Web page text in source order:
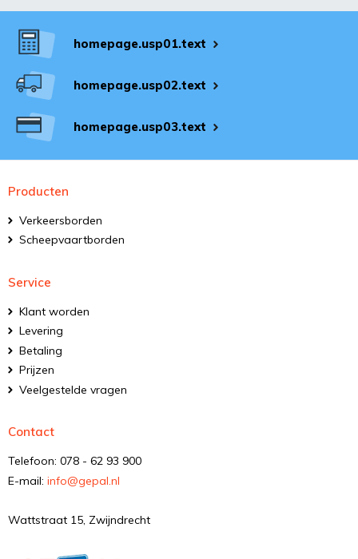
homepage.usp01.text
homepage.usp02.text
homepage.usp03.text
Producten
Verkeersborden
Scheepvaartborden
Service
Klant worden
Levering
Betaling
Prijzen
Veelgestelde vragen
Contact
Telefoon: 078 - 62 93 900
E-mail: info@gepal.nl
Wattstraat 15, Zwijndrecht